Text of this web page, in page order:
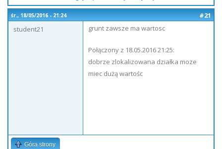
śr., 18/05/2016 - 21:24
#21
student21
grunt zawsze ma wartosc
Połączony z 18.05.2016 21:25:
dobrze zlokalizowana działka moze
miec dużą wartośc
Góra strony